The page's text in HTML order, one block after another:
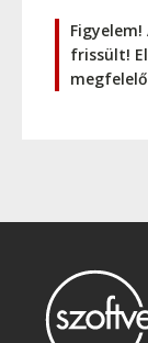
frissült!